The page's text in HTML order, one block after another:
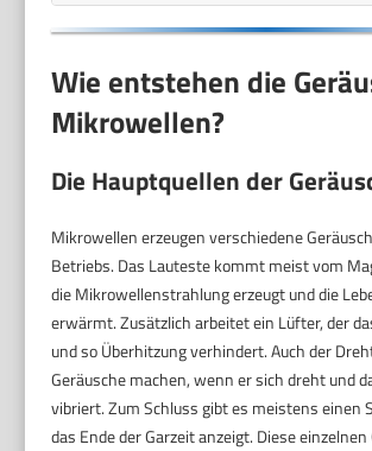
Wie entstehen die
Mikrowellen?
Die Hauptquellen der
Mikrowellen erzeugen verschiedene
Betriebs. Das Lauteste kommt meist vom
die Mikrowellenstrahlung erzeugt und die
erwärmt. Zusätzlich arbeitet ein Lüfter, der
und so Überhitzung verhindert. Auch der
Geräusche machen, wenn er sich dreht und
vibriert. Zum Schluss gibt es meistens einen
das Ende der Garzeit anzeigt. Diese